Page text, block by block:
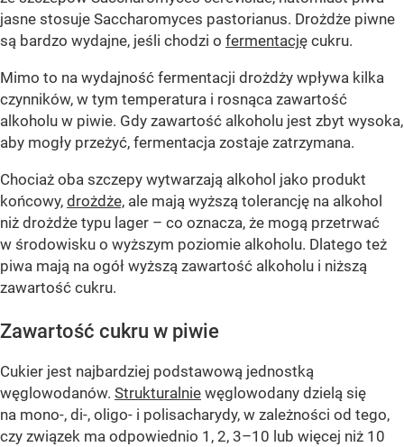
jasne stosuje Saccharomyces pastorianus. Drożdże piwne
są bardzo wydajne, jeśli chodzi o fermentację cukru.
Mimo to na wydajność fermentacji drożdży wpływa kilka
czynników, w tym temperatura i rosnąca zawartość
alkoholu w piwie. Gdy zawartość alkoholu jest zbyt wysoka,
aby mogły przeżyć, fermentacja zostaje zatrzymana.
Chociaż oba szczepy wytwarzają alkohol jako produkt
końcowy, drożdże, ale mają wyższą tolerancję na alkohol
niż drożdże typu lager – co oznacza, że mogą przetrwać
w środowisku o wyższym poziomie alkoholu. Dlatego też
piwa mają na ogół wyższą zawartość alkoholu i niższą
zawartość cukru.
Zawartość cukru w piwie
Cukier jest najbardziej podstawową jednostką
węglowodanów. Strukturalnie węglowodany dzielą się
na mono-, di-, oligo- i polisacharydy, w zależności od tego,
czy związek ma odpowiednio 1, 2, 3–10 lub więcej niż 10